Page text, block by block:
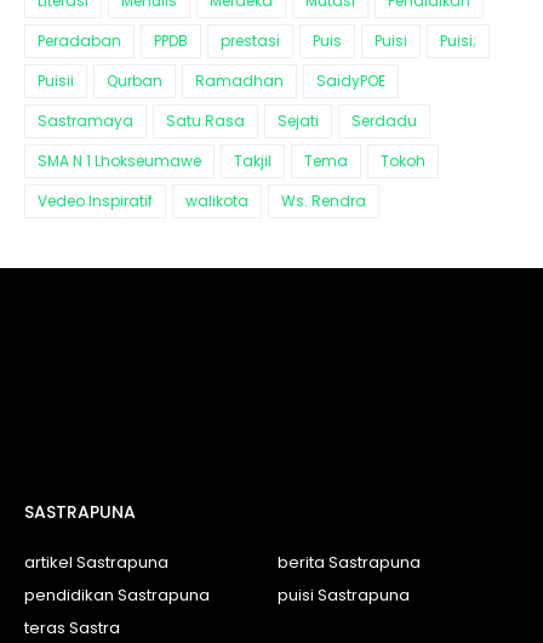
Peradaban
PPDB prestasi Puis Puisi
Puisi;
Puisii
Qurban Ramadhan
SaidyPOE
Sastramaya
Satu Rasa Sejati
Serdadu
SMA N 1 Lhokseumawe
Takjil Tema
Tokoh
Vedeo Inspiratif
walikota Ws. Rendra
SASTRAPUNA
artikel Sastrapuna
berita Sastrapuna
pendidikan Sastrapuna
puisi Sastrapuna
teras Sastra